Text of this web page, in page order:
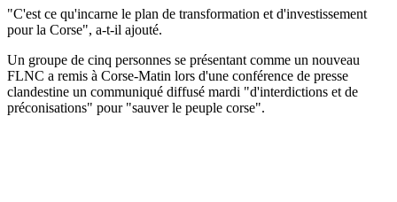
"C'est ce qu'incarne le plan de transformation et d'investissement
pour la Corse", a-t-il ajouté.
Un groupe de cinq personnes se présentant comme un nouveau
FLNC a remis à Corse-Matin lors d'une conférence de presse
clandestine un communiqué diffusé mardi "d'interdictions et de
préconisations" pour "sauver le peuple corse".